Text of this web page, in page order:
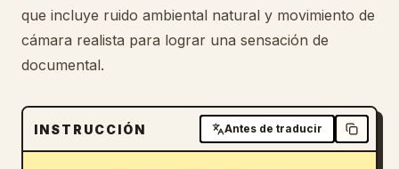
que incluye ruido ambiental natural y movimiento de
cámara realista para lograr una sensación de
documental.
INSTRUCCIÓN Antes de traducir